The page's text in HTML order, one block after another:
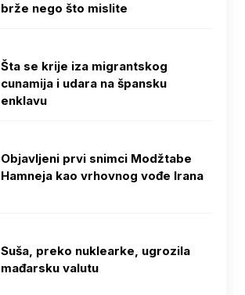
brže nego što mislite
Šta se krije iza migrantskog
cunamija i udara na špansku
enklavu
Objavljeni prvi snimci Modžtabe
Hamneja kao vrhovnog vođe Irana
Suša, preko nuklearke, ugrozila
mađarsku valutu